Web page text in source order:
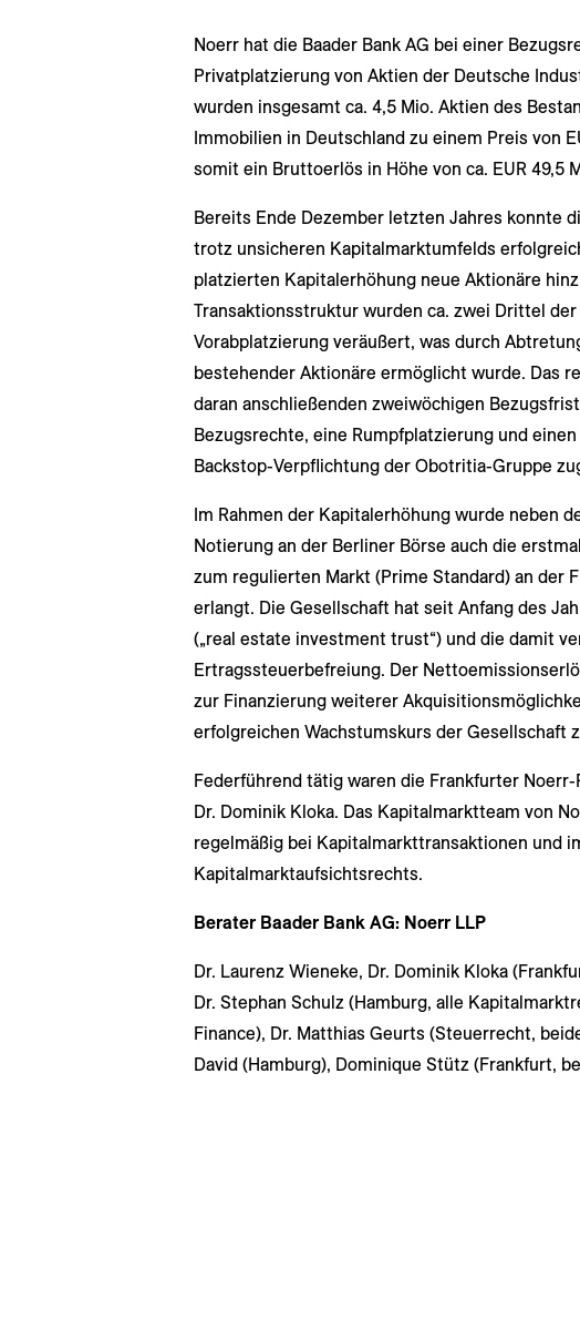
Noerr hat die Baader Bank AG bei einer
Privatplatzierung von Aktien der Deutsche
wurden insgesamt ca. 4,5 Mio. Aktien des
Immobilien in Deutschland zu einem Preis von
somit ein Bruttoerlös in Höhe von ca. EUR 49,5
Bereits Ende Dezember letzten Jahres konnte
trotz unsicheren Kapitalmarktumfelds
platzierten Kapitalerhöhung neue Aktionäre
Transaktionsstruktur wurden ca. zwei Drittel
Vorabplatzierung veräußert, was durch
bestehender Aktionäre ermöglicht wurde. Das
daran anschließenden zweiwöchigen
Bezugsrechte, eine Rumpfplatzierung und
Backstop-Verpflichtung der Obotritia-Gruppe
Im Rahmen der Kapitalerhöhung wurde neben
Notierung an der Berliner Börse auch die
zum regulierten Markt (Prime Standard) an der
erlangt. Die Gesellschaft hat seit Anfang des
(„real estate investment trust“) und die damit
Ertragssteuerbefreiung. Der
zur Finanzierung weiterer
erfolgreichen Wachstumskurs der Gesellschaft
Federführend tätig waren die Frankfurter
Dr. Dominik Kloka. Das Kapitalmarktteam von
regelmäßig bei Kapitalmarkttransaktionen und
Kapitalmarktaufsichtsrechts.
Berater Baader Bank AG: Noerr LLP
Dr. Laurenz Wieneke, Dr. Dominik Kloka
Dr. Stephan Schulz (Hamburg, alle
Finance), Dr. Matthias Geurts (Steuerrecht,
David (Hamburg), Dominique Stütz (Frankfurt,